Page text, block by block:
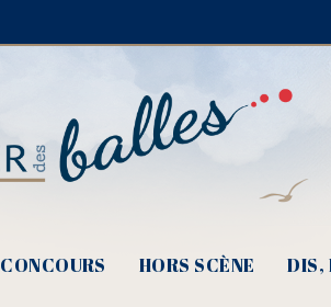
CONCOURS HORS SCÈNE DIS,